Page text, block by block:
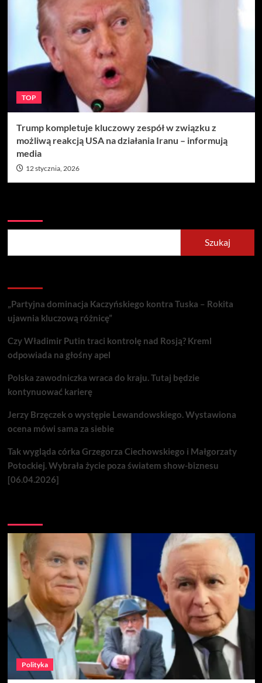
TOP
Trump kompletuje kluczowy zespół w związku z
możliwą reakcją USA na działania Iranu – informują
media
12 stycznia, 2026
Szukaj
„Partyjna dominacja Kaczyńskiego kontra Tuska – Rokita
ujawnia kluczową różnicę”
Czy Władimir Putin traci kontrolę nad Rosją? Kreml
odpowiada na głośny apel
Polska zawodniczka wraca do kraju. Tutaj będzie
kontynuować karierę
Jerzy Brzęczek o występie Lewandowskiego. Wystawiona
ocena mówi sama za siebie
Tak wygląda córka Grzegorza Ciechowskiego i Małgorzaty
Potockiej. Wybrała życie poza światem show-biznesu
[06.04.2026]
Polityka